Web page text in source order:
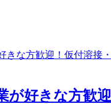
が好きな方歓